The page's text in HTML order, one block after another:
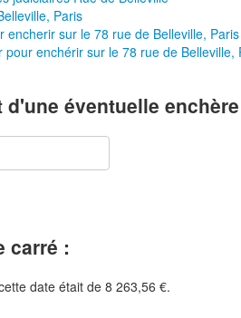
Paris
encherir sur le 78 rue de Belleville, Paris
pour enchérir sur le 78 rue de Belleville,
d'une éventuelle
carré :
date était de 8 263,56 €.